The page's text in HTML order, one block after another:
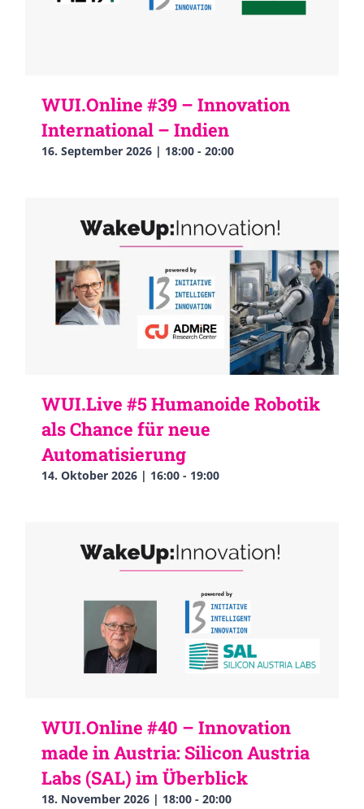
WUI.Online #39 – Innovation
International – Indien
16. September 2026 | 18:00 - 20:00
WUI.Live #5 Humanoide Robotik
als Chance für neue
Automatisierung
14. Oktober 2026 | 16:00 - 19:00
WUI.Online #40 – Innovation
made in Austria: Silicon Austria
Labs (SAL) im Überblick
18. November 2026 | 18:00 - 20:00